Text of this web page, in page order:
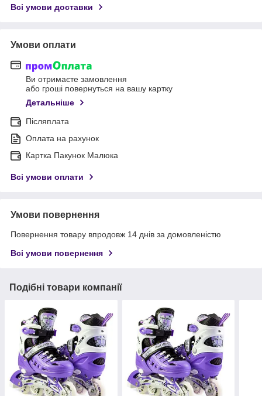
Всі умови доставки
Умови оплати
Ви отримаєте замовлення
або гроші повернуться на вашу картку
Детальніше
Післяплата
Оплата на рахунок
Картка Пакунок Малюка
Всі умови оплати
Умови повернення
Повернення товару впродовж 14 днів за домовленістю
Всі умови повернення
Подібні товари компанії